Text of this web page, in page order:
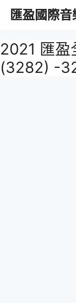
容
匯盈國際
2021 匯
(3282) -